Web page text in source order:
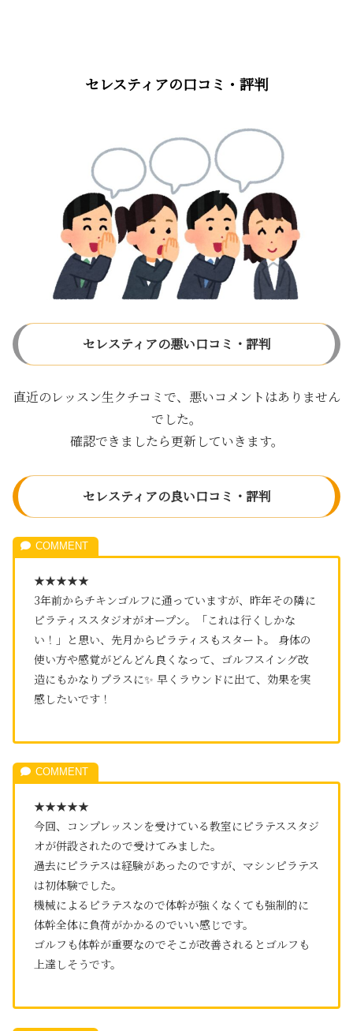
セレスティアの口コミ・評判
セレスティアの悪い口コミ・評判
直近のレッスン生クチコミで、悪いコメントはありません
でした。
確認できましたら更新していきます。
セレスティアの良い口コミ・評判
★★★★★
3年前からチキンゴルフに通っていますが、昨年その隣に
ピラティススタジオがオープン。「これは行くしかな
い！」と思い、先月からピラティスもスタート。 身体の
使い方や感覚がどんどん良くなって、ゴルフスイング改
造にもかなりプラスに✨ 早くラウンドに出て、効果を実
感したいです！
★★★★★
今回、コンプレッスンを受けている教室にピラテススタジ
オが併設されたので受けてみました。
過去にピラテスは経験があったのですが、マシンピラテス
は初体験でした。
機械によるピラテスなので体幹が強くなくても強制的に
体幹全体に負荷がかかるのでいい感じです。
ゴルフも体幹が重要なのでそこが改善されるとゴルフも
上達しそうです。